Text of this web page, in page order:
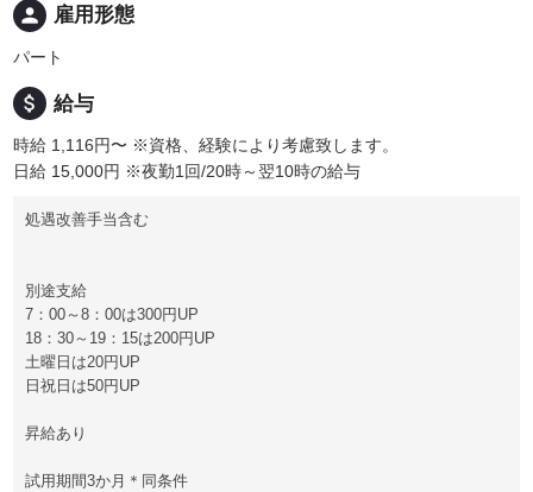
person 雇用形態
パート
attach_money 給与
時給 1,116円〜 ※資格、経験により考慮致します。
日給 15,000円 ※夜勤1回/20時～翌10時の給与
処遇改善手当含む
別途支給
7：00～8：00は300円UP
18：30～19：15は200円UP
土曜日は20円UP
日祝日は50円UP
昇給あり
試用期間3か月＊同条件